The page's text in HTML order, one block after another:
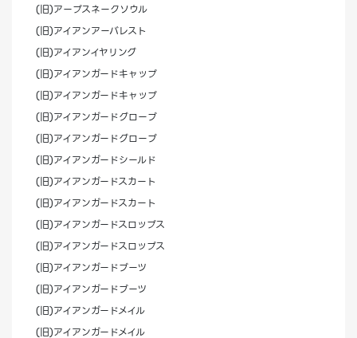
(旧)アープスネークソウル
(旧)アイアンアーバレスト
(旧)アイアンイヤリング
(旧)アイアンガードキャップ
(旧)アイアンガードキャップ
(旧)アイアンガードグローブ
(旧)アイアンガードグローブ
(旧)アイアンガードシールド
(旧)アイアンガードスカート
(旧)アイアンガードスカート
(旧)アイアンガードスロップス
(旧)アイアンガードスロップス
(旧)アイアンガードブーツ
(旧)アイアンガードブーツ
(旧)アイアンガードメイル
(旧)アイアンガードメイル